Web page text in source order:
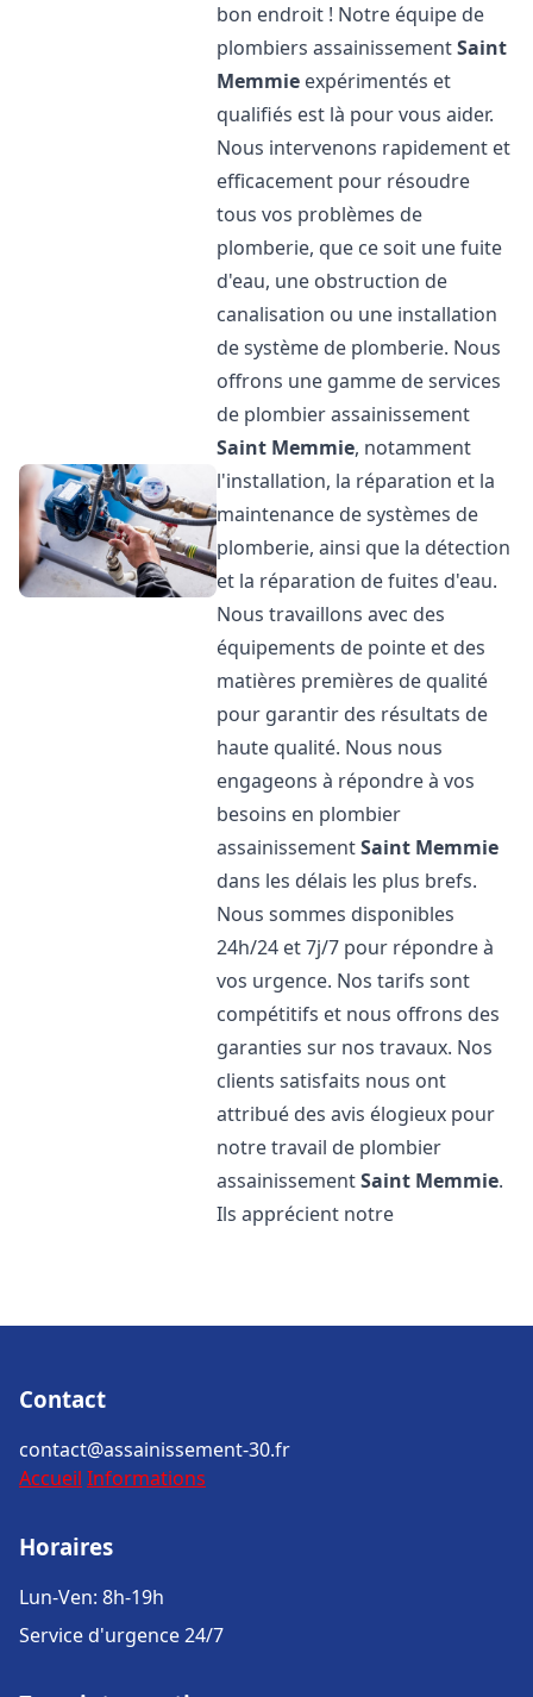
bon endroit ! Notre équipe de
plombiers assainissementSaint
Memmie expérimentés et
qualifiés est là pour vous aider.
Nous intervenons rapidement et
efficacement pour résoudre
tous vos problèmes de
plomberie, que ce soit une fuite
d'eau, une obstruction de
canalisation ou une installation
de système de plomberie. Nous
offrons une gamme de services
de plombier assainissement
Saint Memmie, notamment
l'installation, la réparation et la
maintenance de systèmes de
plomberie, ainsi que la détection
et la réparation de fuites d'eau.
Nous travaillons avec des
équipements de pointe et des
matières premières de qualité
pour garantir des résultats de
haute qualité. Nous nous
engageons à répondre à vos
besoins en plombier
assainissementSaint Memmie
dans les délais les plus brefs.
Nous sommes disponibles
24h/24 et 7j/7 pour répondre à
vos urgence. Nos tarifs sont
compétitifs et nous offrons des
garanties sur nos travaux. Nos
clients satisfaits nous ont
attribué des avis élogieux pour
notre travail de plombier
assainissementSaint Memmie.
Ils apprécient notre
Contact
contact@assainissement-30.fr
Accueil Informations
Horaires
Lun-Ven: 8h-19h
Service d'urgence 24/7